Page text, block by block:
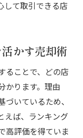
して取引できる店
かす売却術
ることで、どの店
かります。理由
いているため、
えば、ランキング
高評価を得ていま